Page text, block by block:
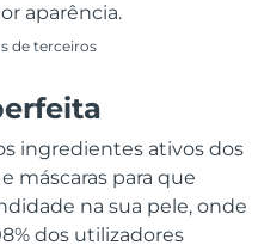
aparência.
de terceiros
ingredientes ativos dos
máscaras para que
na sua pele, onde
dos utilizadores